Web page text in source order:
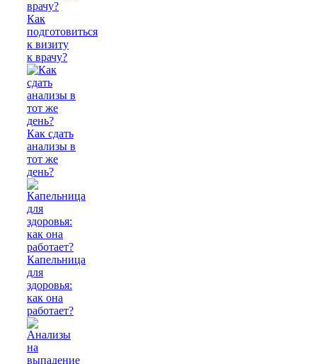
Как
подготовиться
к визиту
к врачу?
Как сдать
анализы в
тот же
день?
Капельница
для
здоровья:
как она
работает?